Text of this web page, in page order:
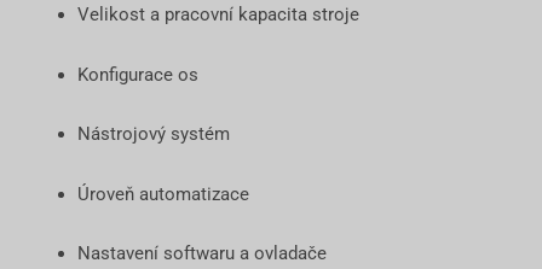
Velikost a pracovní kapacita stroje
Konfigurace os
Nástrojový systém
Úroveň automatizace
Nastavení softwaru a ovladače